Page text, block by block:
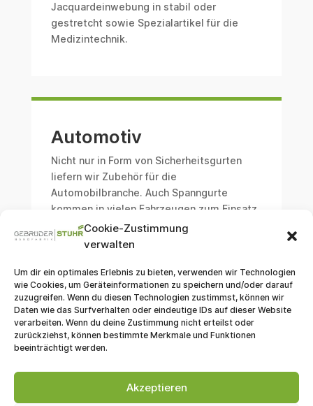
Cookie-Zustimmung
verwalten
Um dir ein optimales Erlebnis zu bieten, verwenden wir Technologien
wie Cookies, um Geräteinformationen zu speichern und/oder darauf
zuzugreifen. Wenn du diesen Technologien zustimmst, können wir
Daten wie das Surfverhalten oder eindeutige IDs auf dieser Website
verarbeiten. Wenn du deine Zustimmung nicht erteilst oder
zurückziehst, können bestimmte Merkmale und Funktionen
beeinträchtigt werden.
Akzeptieren
Jacquardeinwebung in stabil oder
gestretcht sowie Spezialartikel für die
Medizintechnik.
Automotiv
Nicht nur in Form von Sicherheitsgurten
liefern wir Zubehör für die
Automobilbranche. Auch Spanngurte
kommen in vielen Fahrzeugen zum Einsatz.
Sportartikel
Funktionale Textilien für den Sport- und
Outdoorbereich benötigen Bänder mit